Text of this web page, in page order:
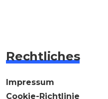
Rechtliches
Impressum
Cookie-Richtlinie